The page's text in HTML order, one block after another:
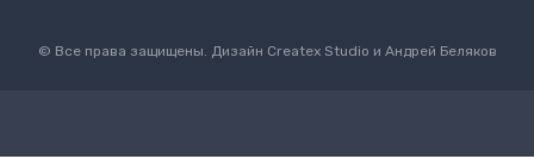
© Все права защищены. Дизайн Createx Studio и Андрей Беляков